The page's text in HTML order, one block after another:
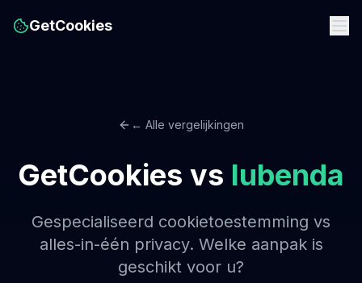
GetCookies
← Alle vergelijkingen
GetCookies vs Iubenda
Gespecialiseerd cookietoestemming vs
alles-in-één privacy. Welke aanpak is
geschikt voor u?